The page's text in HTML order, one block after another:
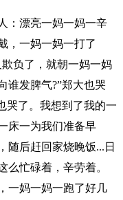
：漂亮一妈一妈一辛
，一妈一妈一打了
负了，就朝一妈一妈
谁发脾气?”郑大也哭
哭了。我想到了我的一
床一为我们准备早
随后赶回家烧晚饭...日
么忙碌着，辛劳着。
一妈一妈一跑了好几